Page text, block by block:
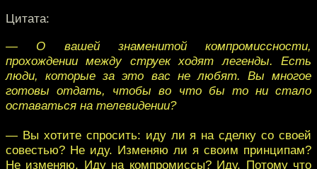
Цитата:
— О вашей знаменитой компромиссности,
прохождении между струек ходят легенды. Есть
люди, которые за это вас не любят. Вы многое
готовы отдать, чтобы во что бы то ни стало
оставаться на телевидении?
— Вы хотите спросить: иду ли я на сделку со своей
совестью? Не иду. Изменяю ли я своим принципам?
Не изменяю. Иду на компромиссы? Иду. Потому что